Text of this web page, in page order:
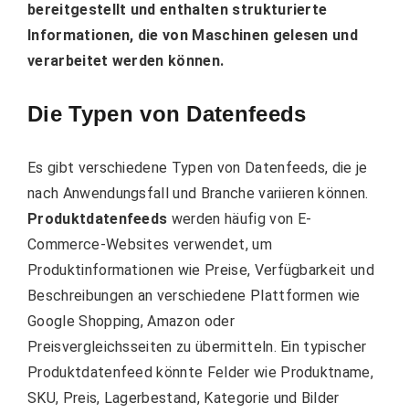
bereitgestellt und enthalten strukturierte
Informationen, die von Maschinen gelesen und
verarbeitet werden können.
Die Typen von Datenfeeds
Es gibt verschiedene Typen von Datenfeeds, die je
nach Anwendungsfall und Branche variieren können.
Produktdatenfeeds werden häufig von E-
Commerce-Websites verwendet, um
Produktinformationen wie Preise, Verfügbarkeit und
Beschreibungen an verschiedene Plattformen wie
Google Shopping, Amazon oder
Preisvergleichsseiten zu übermitteln. Ein typischer
Produktdatenfeed könnte Felder wie Produktname,
SKU, Preis, Lagerbestand, Kategorie und Bilder